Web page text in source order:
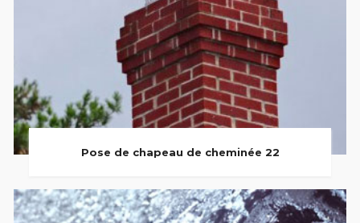
Pose de chapeau de cheminée 22